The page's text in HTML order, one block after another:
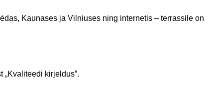
Kaunases ja Vilniuses ning internetis – terrassile on
kirjeldus”.